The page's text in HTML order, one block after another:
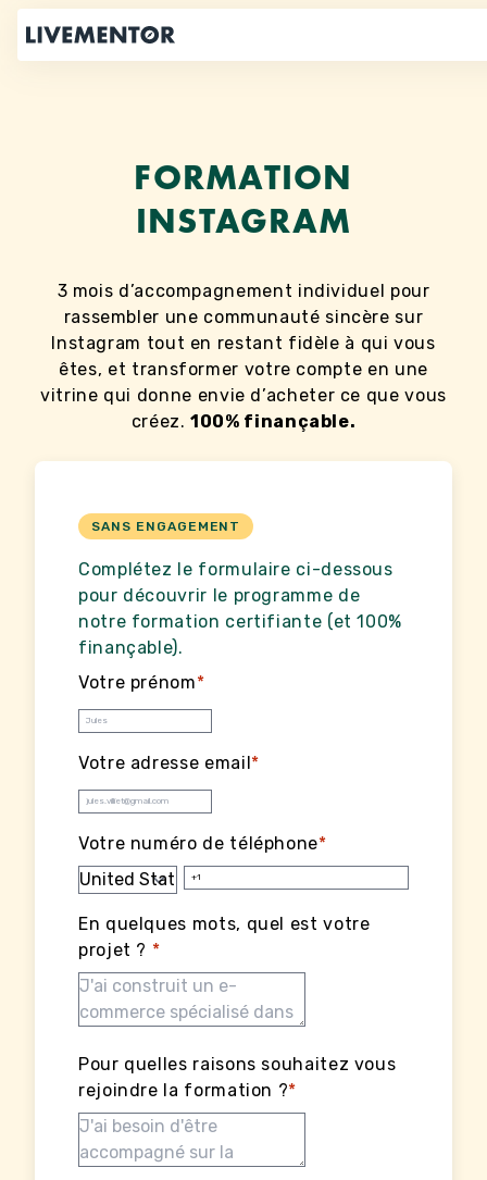
Aller
contenu
FORMATION
INSTAGRAM
3 mois d’accompagnement individuel pour
rassembler une communauté sincère sur
Instagram tout en restant fidèle à qui vous
êtes, et transformer votre compte en une
vitrine qui donne envie d’acheter ce que vous
créez.100% finançable.
SANS ENGAGEMENT
Complétez le formulaire ci-dessous
pour découvrir le programme de
notre formation certifiante (et 100%
finançable).
Votre prénom*
Votre adresse email*
Votre numéro de téléphone*
En quelques mots, quel est votre
projet ? *
Pour quelles raisons souhaitez vous
rejoindre la formation ?*